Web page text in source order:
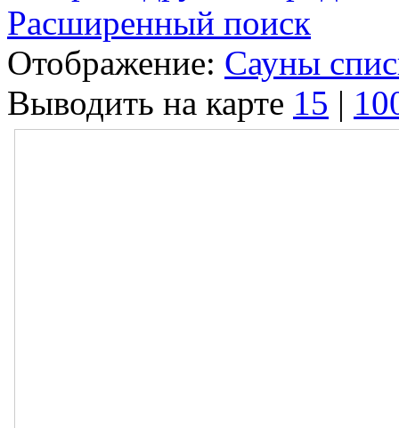
Расширенный поиск
Отображение: Сауны
Выводить на карте 15 |